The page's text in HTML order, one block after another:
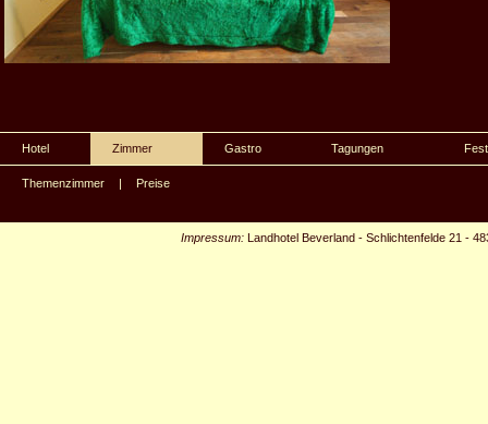
Hotel Zimmer Gastro Tagungen
Themenzimmer | Preise
Impressum: Landhotel Beverland- Schlichtenfelde 21 -